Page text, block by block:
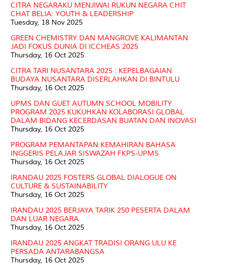
CITRA NEGARAKU MENJIWAI RUKUN NEGARA CHIT
CHAT BELIA: YOUTH & LEADERSHIP
Tuesday, 18 Nov 2025
GREEN CHEMISTRY DAN MANGROVE KALIMANTAN
JADI FOKUS DUNIA DI ICCHEAS 2025
Thursday, 16 Oct 2025
CITRA TARI NUSANTARA 2025 : KEPELBAGAIAN
BUDAYA NUSANTARA DISERLAHKAN DI BINTULU
Thursday, 16 Oct 2025
UPMS DAN GUET AUTUMN SCHOOL MOBILITY
PROGRAM 2025 KUKUHKAN KOLABORASI GLOBAL
DALAM BIDANG KECERDASAN BUATAN DAN INOVASI
Thursday, 16 Oct 2025
PROGRAM PEMANTAPAN KEMAHIRAN BAHASA
INGGERIS PELAJAR SISWAZAH FKPS-UPMS
Thursday, 16 Oct 2025
IRANDAU 2025 FOSTERS GLOBAL DIALOGUE ON
CULTURE & SUSTAINABILITY
Thursday, 16 Oct 2025
IRANDAU 2025 BERJAYA TARIK 250 PESERTA DALAM
DAN LUAR NEGARA
Thursday, 16 Oct 2025
IRANDAU 2025 ANGKAT TRADISI ORANG ULU KE
PERSADA ANTARABANGSA
Thursday, 16 Oct 2025